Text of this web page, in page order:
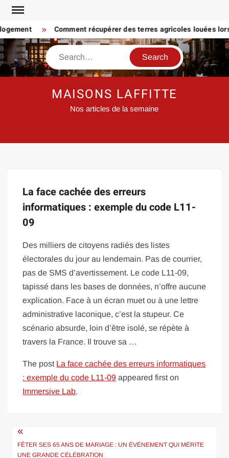
Skip
content
Comment récupérer des terres agricoles louées
Search
MAISONS LAFFITTE
Nos articles de la semaine
La face cachée des erreurs
informatiques : exemple du code L11-
09
Des milliers de citoyens radiés des listes
électorales du jour au lendemain. Pas de courrier,
pas de SMS d’avertissement. Le code L11-09,
tapissé dans les bases de données, n’offre aucune
explication. Face à un écran muet ou à une lettre
administrative laconique, c’est la stupeur. Ce
scénario absurde, loin d’être isolé, se répète à
travers la France. Il trouve sa …
The post La face cachée des erreurs informatiques
: exemple du code L11-09 appeared first on
Immersive Lab.
Navigation
de
FÊTER SES 65 ANS DE MARIAGE : UN ÉVÉNEMENT QUI MÉRITE
UNE GRANDE CÉLÉBRATION